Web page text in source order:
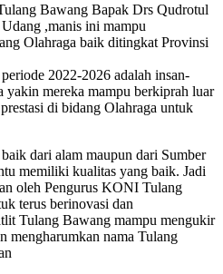
Bawang Bapak Drs Qudrotul
,manis ini mampu
Olahraga baik ditingkat Provinsi
2022-2026 adalah insan-
yakin mereka mampu berkiprah luar
di bidang Olahraga untuk
dari alam maupun dari Sumber
memiliki kualitas yang baik. Jadi
oleh Pengurus KONI Tulang
terus berinovasi dan
Tulang Bawang mampu mengukir
mengharumkan nama Tulang